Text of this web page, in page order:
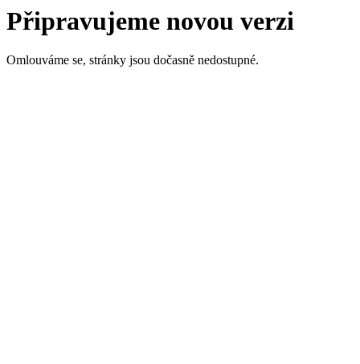
Připravujeme novou verzi
Omlouváme se, stránky jsou dočasně nedostupné.